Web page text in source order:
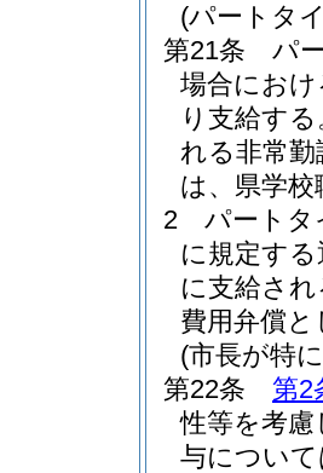
(パートタ
第21条
パ
場合にお
り支給する
れる非常勤
は、県学
2
パートタ
に規定す
に支給さ
費用弁償
(市長が特
第22条
第2
性等を考
与につい